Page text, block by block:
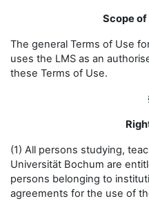
Scope
The general Terms of Use
uses the LMS as an
these Terms of Use.
(1) All persons studying,
Universität Bochum are
persons belonging to
agreements for the use of